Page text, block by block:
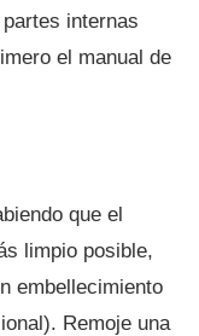
internas
el manual de
que el
limpio posible,
embellecimiento
Remoje una